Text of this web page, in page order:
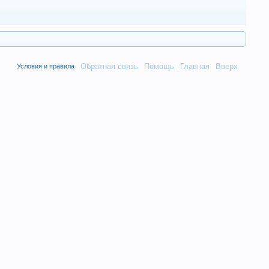
Обратная связь Помощь Главная Вверх
Условия и правила